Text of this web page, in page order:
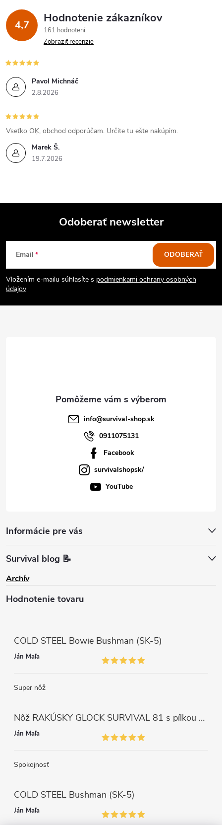
4,7 Hodnotenie zákazníkov
161 hodnotení
Zobraziť recenzie
Pavol Michnáč
2.8.2026
Marek Š.
19.7.2026
Vseťko OĶ, obchod odporúčam. Určite tu ešte nakúpim.
Z
á
p
Odoberať newsletter
Email
Vložením e-mailu súhlasíte s podmienkami ochrany osobných
údajov
ODOBERAŤ
info@survival-shop.sk
0911075131
Facebook
survivalshopsk/
YouTube
Informácie pre vás
Survival blog 📝
Archív
Hodnotenie tovaru
COLD STEEL Bowie Bushman (SK-5)
Ján Maľa
Super nôž
Nôž RAKÚSKY GLOCK SURVIVAL 81 s pílkou ZELENÝ
Ján Maľa
Spokojnosť
COLD STEEL Bushman (SK-5)
Ján Maľa